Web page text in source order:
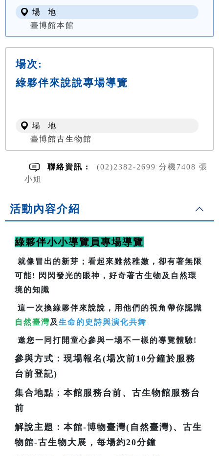
場 地
臺博館本館
場次:
綠夥伴來說說專場導覽
場 地
臺博館古生物館
聯絡資訊 :
(02)2382-2699 分機7408 張
小姐
活動內容介紹
綠夥伴小小導覽員專場導覽
就像冒出的新芽；看起來雖然稚嫩，卻有著無限
可能! 閃閃發光的眼神，好奇著古生物及自然環
境的知識
這一次換綠夥伴來說說，用他們的視角帶你認識
自然臺灣及 生命的史詩與演化共舞
邀您一同打開童心參與一場不一樣的導覽體驗!
參與方式：現場報名(場次前10分鐘於服務
台前登記)
集合地點：本館服務台前、古生物館服務台
前
解說主題：本館-博物臺灣(自然臺灣)、古生
物館-古生物大展，每場約20分鐘